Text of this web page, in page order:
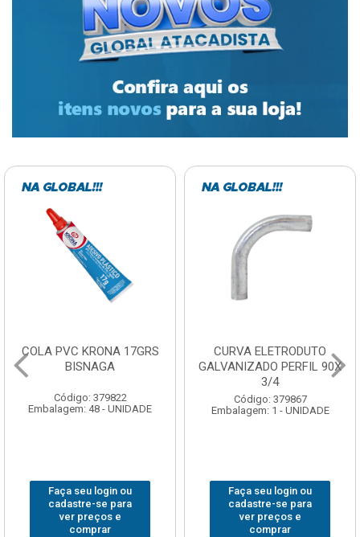
CURVA ELETRODUTO
GALVANIZADO PERFIL 90X
Código: 379867
Embalagem: 1 - UNIDADE
Faça seu login ou
cadastre-se para
ver preços e
comprar
SOQUETE COM
FOTOCELULA EXATRON
COM SENSOR SPT0E27XC
Código: 379788
Embalagem: 1 - UNIDADE
Faça seu login ou
cadastre-se para
ver preços e
comprar